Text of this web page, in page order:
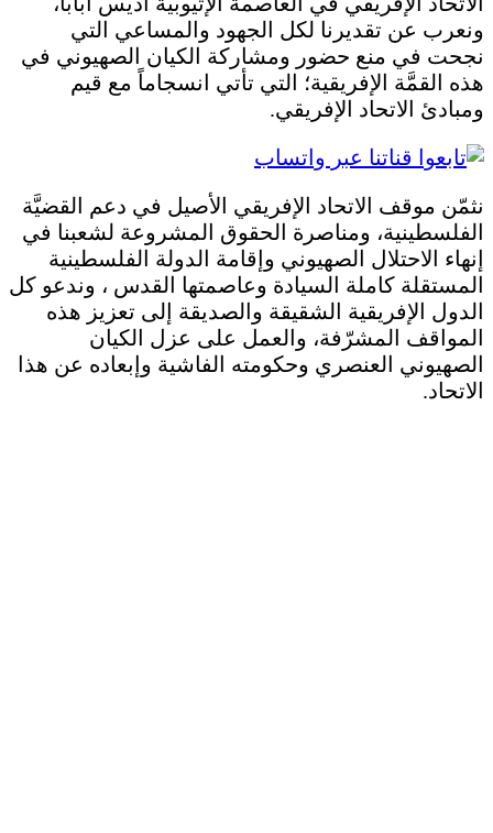
ونعرب عن تقديرنا لكل الجهود والمساعي التي
نجحت في منع حضور ومشاركة الكيان الصهيوني في
هذه القمَّة الإفريقية؛ التي تأتي انسجاماً مع قيم
ومبادئ الاتحاد الإفريقي.
نثمّن موقف الاتحاد الإفريقي الأصيل في دعم القضيَّة
الفلسطينية، ومناصرة الحقوق المشروعة لشعبنا في
إنهاء الاحتلال الصهيوني وإقامة الدولة الفلسطينية
المستقلة كاملة السيادة وعاصمتها القدس ، وندعو كل
الدول الإفريقية الشقيقة والصديقة إلى تعزيز هذه
المواقف المشرّفة، والعمل على عزل الكيان
الصهيوني العنصري وحكومته الفاشية وإبعاده عن هذا
الاتحاد.